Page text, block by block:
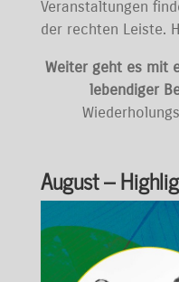
Veranstaltungen
der rechten Leiste.
Weiter geht es mit
lebendiger
August –